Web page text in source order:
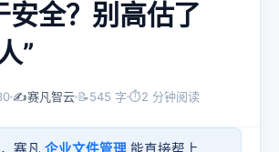
安全？别高估了
”
✍️赛凡智云 📝545 字 ⏱2 分钟阅读